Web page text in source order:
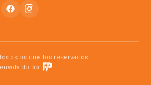
os direitos reservados.
por